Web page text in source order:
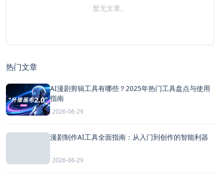
暂无文章。
热门文章
AI漫剧剪辑工具有哪些？2025年热门工具盘点与使用
指南
2026-06-29
漫剧制作AI工具全面指南：从入门到创作的智能利器
2026-06-29